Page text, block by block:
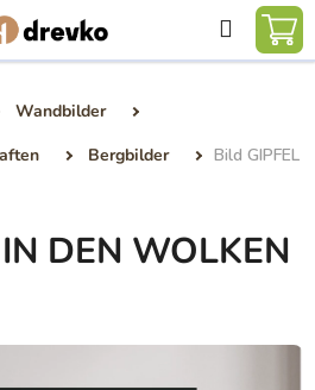
Suchen
Wandbilder
Bergbilder
Bild GIPFEL
DEN WOLKEN